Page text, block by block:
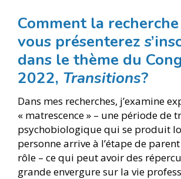
Comment la
vous présenterez
dans le thème du
2022, Transitions?
Dans mes recherches, j’examine
« matrescence » – une période de
psychobiologique qui se produit
personne arrive à l’étape de
rôle – ce qui peut avoir des
grande envergure sur la vie